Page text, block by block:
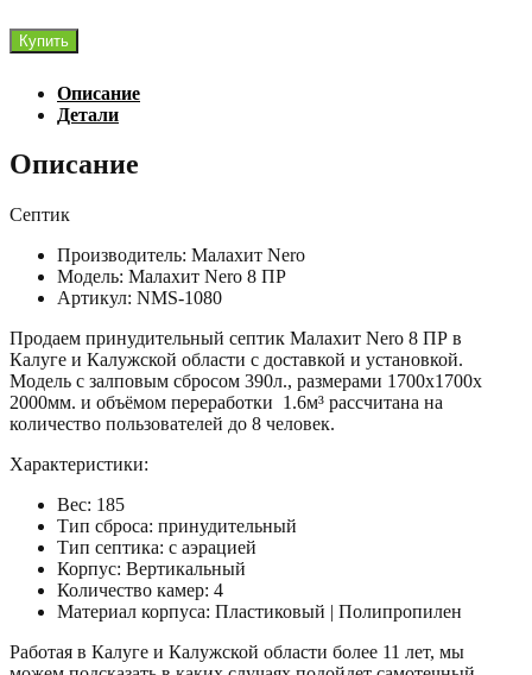
Количество
товара
Nero
Купить
Описание
Детали
Описание
Септик
Производитель: Малахит Nero
Модель: Малахит Nero 8 ПР
Артикул: NMS-1080
Продаем принудительный септик Малахит Nero 8 ПР в
Калуге и Калужской области с доставкой и установкой.
Модель с залповым сбросом 390л., размерами 1700х1700х
2000мм. и объёмом переработки 1.6м³ рассчитана на
количество пользователей до 8 человек.
Характеристики:
Вес: 185
Тип сброса: принудительный
Тип септика: с аэрацией
Корпус: Вертикальный
Количество камер: 4
Материал корпуса: Пластиковый | Полипропилен
Работая в Калуге и Калужской области более 11 лет, мы